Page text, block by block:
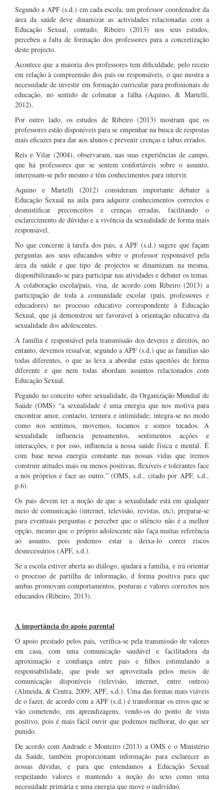
Segundo a APF (s.d.) em cada escola, um professor coordenador da
área da saúde deve dinamizar as actividades relacionadas com a
Educação Sexual, contudo, Ribeiro (2013) nos seus estudos,
percebeu a falta de formação dos professores para a concretização
deste projecto.
Acontece que a maioria dos professores tem dificuldade, pelo receio
em relação à compreensão dos pais ou responsáveis, o que mostra a
necessidade de investir em formação curricular para profissionais de
educação, no sentido de colmatar a falha (Aquino, & Martelli,
2012).
Por outro lado, os estudos de Ribeiro (2013) mostram que os
professores estão disponíveis para se empenhar na busca de respostas
mais eficazes para dar aos alunos e prevenir crenças e tabus errados.
Reis e Vilar (2004), observaram, nas suas experiências de campo,
que há professores que se sentem confortáveis sobre o assunto,
interessam-se pelo mesmo e têm conhecimentos para intervir.
Aquino e Martelli (2012) consideram importante debater a
Educação Sexual na aula para adquirir conhecimentos correctos e
desmistificar preconceitos e crenças erradas, facilitando o
esclarecimento de dúvidas e a vivência da sexualidade de forma mais
responsável.
No que concerne à tarefa dos pais, a APF (s.d.) sugere que façam
perguntas aos seus educandos sobre o professor responsável pela
área da saúde e que tipo de projectos se dinamizam na mesma,
disponibilizando-se para participar nas atividades e debater os temas.
A colaboração escola/pais, visa, de acordo com Ribeiro (2013) a
participação de toda a comunidade escolar (pais, professores e
educadores) no processo educativo correspondente à Educação
Sexual, que já demonstrou ser favorável à orientação educativa da
sexualidade dos adolescentes.
A família é responsável pela transmissão dos deveres e direitos, no
entanto, devemos ressalvar, segundo a APF (s.d.) que as famílias são
todas diferentes, o que as leva a abordar estas questões de forma
diferente e que nem todas abordam assuntos relacionados com
Educação Sexual.
Pegando no conceito sobre sexualidade, da Organização Mundial de
Saúde (OMS) “a sexualidade é uma energia que nos motiva para
encontrar amor, contacto, ternura e intimidade; integra-se no modo
como nos sentimos, movemos, tocamos e somos tocados. A
sexualidade influencia pensamentos, sentimentos acções e
interacções, e por isso, influencia a nossa saúde física e mental. É
com base nessa energia constante nas nossas vidas que iremos
construir atitudes mais ou menos positivas, flexíveis e tolerantes face
a nós próprios e face ao outro.” (OMS, s.d., citado por APF, s.d.,
p.6).
Os pais devem ter a noção de que a sexualidade está em qualquer
meio de comunicação (internet, televisão, revistas, etc), preparar-se
para eventuais perguntas e perceber que o silêncio não é a melhor
opção, mesmo que o próprio adolescente não faça muitas referência
ao assunto, pois podemos estar a deixa-lo correr riscos
desnecessários (APF, s.d.).
Se a escola estiver aberta ao diálogo, ajudará a família, e irá orientar
o processo de partilha de informação, d forma positiva para que
ambas promovam comportamentos, posturas e valores correctos nos
educandos (Ribeiro, 2013).
A importância do apoio parental
O apoio prestado pelos pais, verifica-se pela transmissão de valores
em casa, com uma comunicação saudável e facilitadora da
aproximação e confiança entre pais e filhos estimulando a
responsabilidade, que pode ser aproveitada pelos meios de
comunicação disponíveis (televisão, internet, entre outros)
(Almeida, & Centra, 2009; APF, s.d.). Uma das formas mais viáveis
de o fazer, de acordo com a APF (s.d.) é transformar os erros que se
vão cometendo, em aprendizagens, vendo-os do ponto de vista
positivo, pois é mais fácil ouvir que podemos melhorar, do que ser
punido.
De acordo com Andrade e Monteiro (2013) a OMS e o Ministério
da Saúde, também proporcionam informação para esclarecer as
nossas dúvidas, e para que entendamos a Educação Sexual
respeitando valores e mantendo a noção do sexo como uma
necessidade primária e uma energia que move o indivíduo.